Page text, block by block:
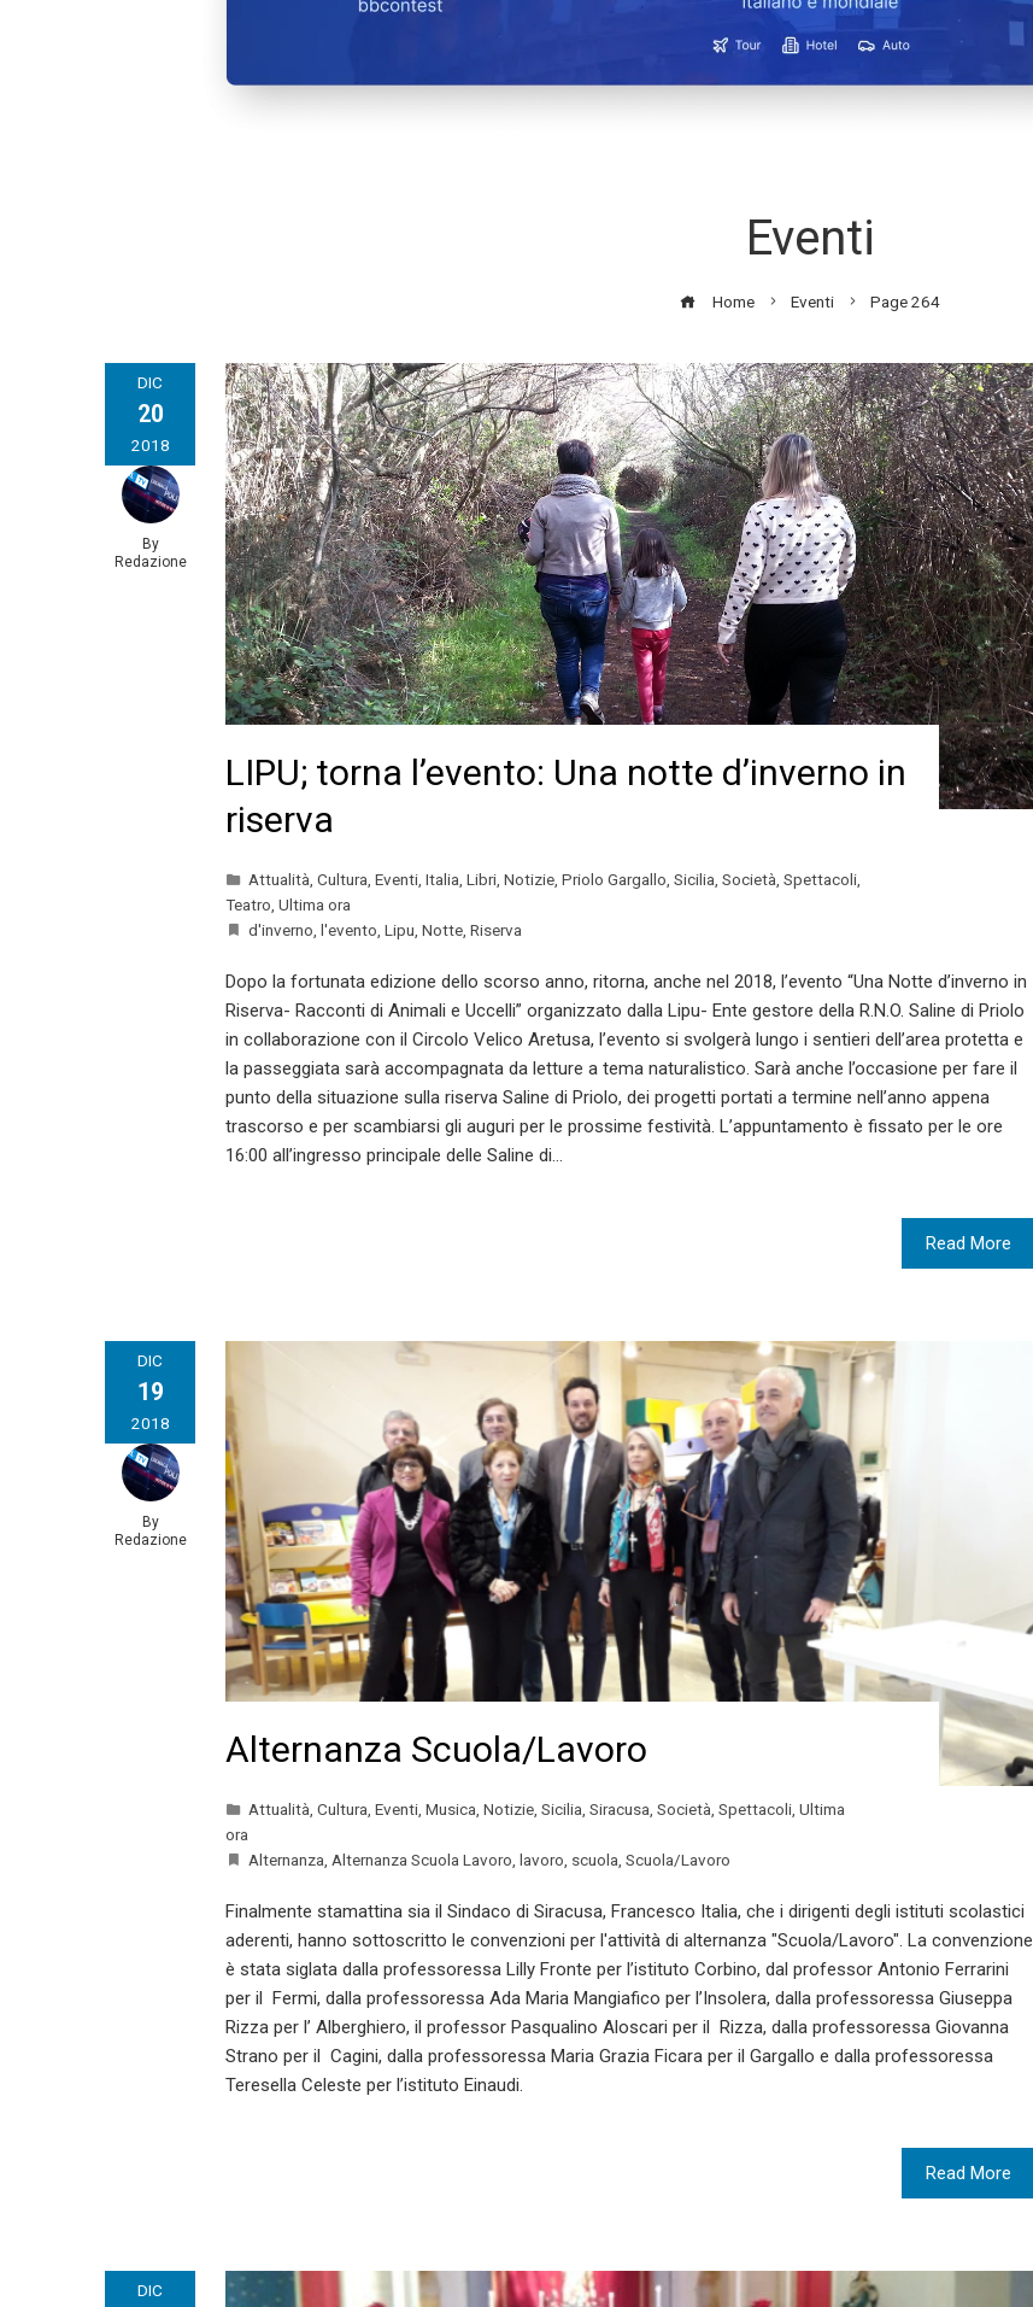
Eventi
Home Eventi Page 264
DIC
20
2018
By
Redazione
LIPU; torna l’evento: Una notte d’inverno in
riserva
Attualità Cultura Eventi Italia Libri Notizie Priolo Gargallo Sicilia Società Spettacoli
Teatro Ultima ora
d'inverno l'evento Lipu Notte Riserva
Dopo la fortunata edizione dello scorso anno, ritorna, anche nel 2018, l’evento “Una Notte d’inverno in
Riserva- Racconti di Animali e Uccelli” organizzato dalla Lipu- Ente gestore della R.N.O. Saline di Priolo
in collaborazione con il Circolo Velico Aretusa, l’evento si svolgerà lungo i sentieri dell’area protetta e
la passeggiata sarà accompagnata da letture a tema naturalistico. Sarà anche l’occasione per fare il
punto della situazione sulla riserva Saline di Priolo, dei progetti portati a termine nell’anno appena
trascorso e per scambiarsi gli auguri per le prossime festività. L’appuntamento è fissato per le ore
16:00 all’ingresso principale delle Saline di…
Read More
DIC
19
2018
By
Redazione
Alternanza Scuola/Lavoro
Attualità, Cultura, Eventi, Musica, Notizie, Sicilia, Siracusa, Società, Spettacoli, Ultima
ora
Alternanza, Alternanza Scuola Lavoro, lavoro, scuola, Scuola/Lavoro
Finalmente stamattina sia il Sindaco di Siracusa, Francesco Italia, che i dirigenti degli istituti scolastici
aderenti, hanno sottoscritto le convenzioni per l'attività di alternanza "Scuola/Lavoro". La convenzione
è stata siglata dalla professoressa Lilly Fronte per l’istituto Corbino, dal professor Antonio Ferrarini
per il Fermi, dalla professoressa Ada Maria Mangiafico per l’Insolera, dalla professoressa Giuseppa
Rizza per l’ Alberghiero, il professor Pasqualino Aloscari per il Rizza, dalla professoressa Giovanna
Strano per il Cagini, dalla professoressa Maria Grazia Ficara per il Gargallo e dalla professoressa
Teresella Celeste per l’istituto Einaudi.
Read More
DIC